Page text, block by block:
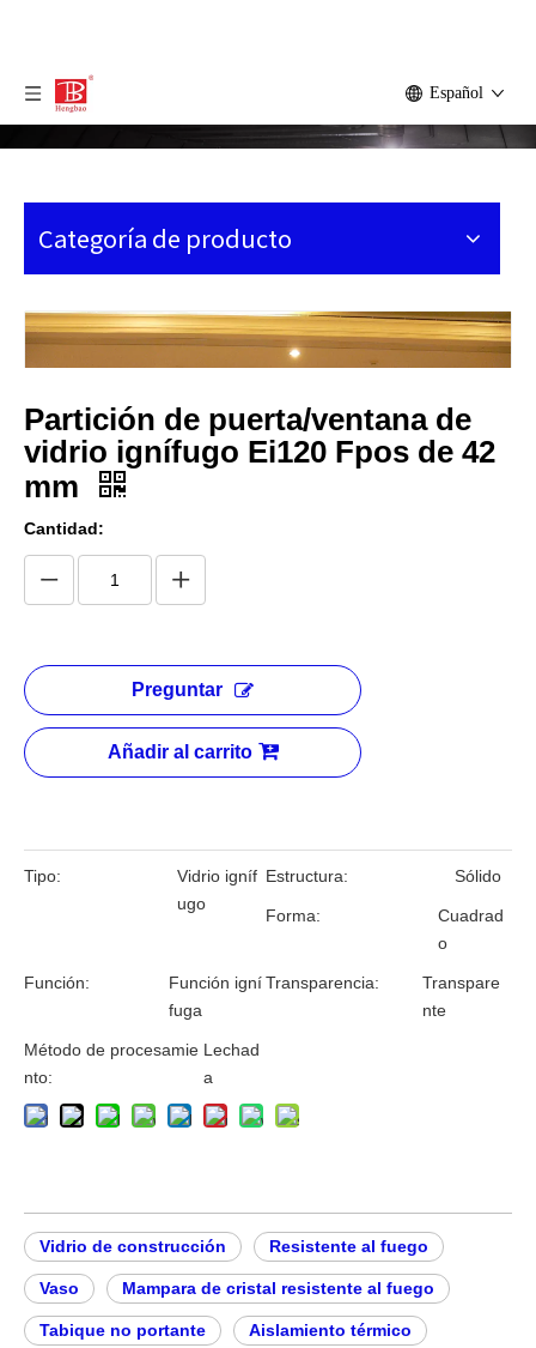
Español
Categoría de producto
Partición de puerta/ventana de
vidrio ignífugo Ei120 Fpos de 42
mm
Cantidad:
Preguntar
Añadir al carrito
Tipo:
Vidrio igníf
ugo
Estructura: Sólido
Forma:
Cuadrad
o
Función:
Función igní
fuga
Transparencia:
Transpare
nte
Método de procesamie
nto:
Lechad
a
Vidrio de construcción Resistente al fuego
Vaso Mampara de cristal resistente al fuego
Tabique no portante Aislamiento térmico